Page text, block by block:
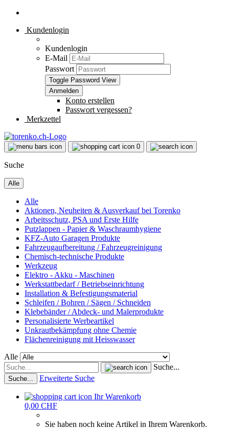
Kundenlogin
Kundenlogin
E-Mail
Passwort
Toggle Password View
Konto erstellen
Passwort vergessen?
Merkzettel
0
Suche
Alle
Alle
Aktionen, Neuheiten & Ausverkauf bei Torenko
Arbeitsschutz, PSA und Erste Hilfe
Putzlappen - Papier & Waschraumhygiene
KFZ-Auto Garagen Produkte
Fahrzeugaufbereitung / Fahrzeugreinigung
Chemisch-technische Produkte
Werkzeug
Elektro - Akku - Maschinen
Werkstattbedarf / Betriebseinrichtung
Installation & Befestigungsmaterial
Schleifen / Bohren / Sägen / Schneiden
Klebebänder / Abdeck- und Malerprodukte
Personalisierte Werbeartikel
Unkrautbekämpfung ohne Chemie
Flächenreinigung mit Heisswasser
Alle
Suche...
Suche... Erweiterte Suche
Ihr Warenkorb
0,00 CHF
Sie haben noch keine Artikel in Ihrem Warenkorb.